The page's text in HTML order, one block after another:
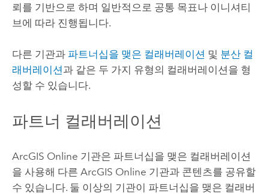
뢰를 기반으로 하며 일반적으로 공통 목표나 이니셔티
브에 따라 진행됩니다.
다른 기관과 파트너십을 맺은 컬래버레이션 및 분산 컬
래버레이션과 같은 두 가지 유형의 컬래버레이션을 형
성할 수 있습니다.
파트너 컬래버레이션
ArcGIS Online 기관은 파트너십을 맺은 컬래버레이션
을 사용해 다른 ArcGIS Online 기관과 콘텐츠를 공유할
수 있습니다. 둘 이상의 기관이 파트너십을 맺은 컬래버